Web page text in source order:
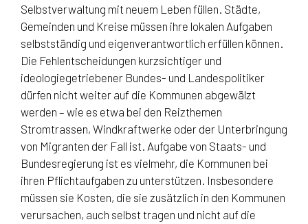
Selbstverwaltung mit neuem Leben füllen. Städte,
Gemeinden und Kreise müssen ihre lokalen Aufgaben
selbstständig und eigenverantwortlich erfüllen können.
Die Fehlentscheidungen kurzsichtiger und
ideologiegetriebener Bundes- und Landespolitiker
dürfen nicht weiter auf die Kommunen abgewälzt
werden – wie es etwa bei den Reizthemen
Stromtrassen, Windkraftwerke oder der Unterbringung
von Migranten der Fall ist. Aufgabe von Staats- und
Bundesregierung ist es vielmehr, die Kommunen bei
ihren Pflichtaufgaben zu unterstützen. Insbesondere
müssen sie Kosten, die sie zusätzlich in den Kommunen
verursachen, auch selbst tragen und nicht auf die